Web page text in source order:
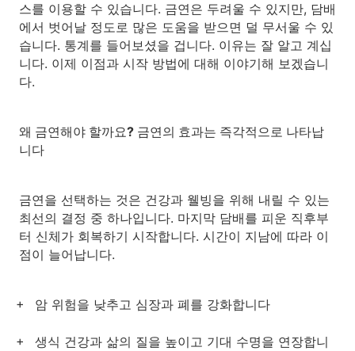
스를 이용할 수 있습니다. 금연은 두려울 수 있지만, 담배
에서 벗어날 정도로 많은 도움을 받으면 덜 무서울 수 있
습니다. 통계를 들어보셨을 겁니다. 이유는 잘 알고 계십
니다. 이제 이점과 시작 방법에 대해 이야기해 보겠습니
다.
왜 금연해야 할까요? 금연의 효과는 즉각적으로 나타납
니다
금연을 선택하는 것은 건강과 웰빙을 위해 내릴 수 있는
최선의 결정 중 하나입니다. 마지막 담배를 피운 직후부
터 신체가 회복하기 시작합니다. 시간이 지남에 따라 이
점이 늘어납니다.
암 위험을 낮추고 심장과 폐를 강화합니다
생식 건강과 삶의 질을 높이고 기대 수명을 연장합니